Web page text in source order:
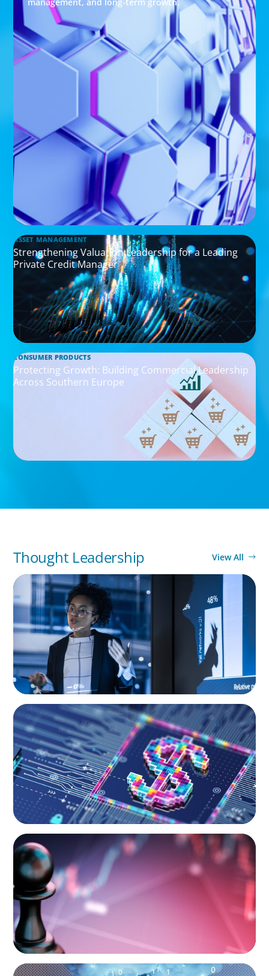
management, and long-term growth.
ASSET MANAGEMENT
Strengthening Valuation Leadership for a Leading
Private Credit Manager
CONSUMER PRODUCTS
Protecting Growth: Building Commercial Leadership
Across Southern Europe
Thought Leadership View All
ARTICLES & PAPERS
FinTech Trends Report: PE/VC
BOYDEN REPORT SERIES
Fintech: The democratising effect of digital
money
BOYDEN REPORT SERIES
Global Banking and Capital Markets in a New
World Order
BOYDEN REPORT SERIES